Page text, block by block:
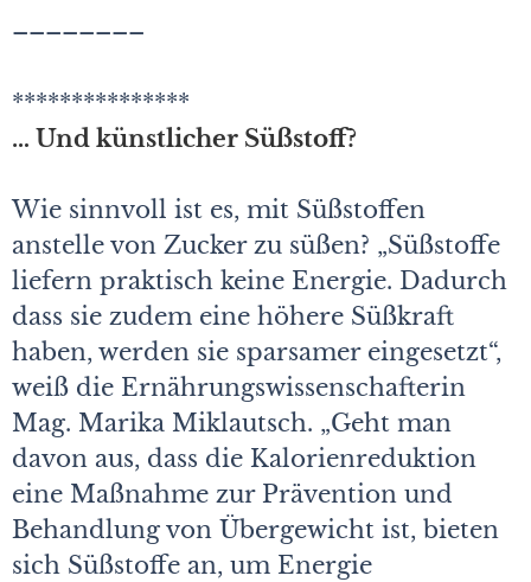
––––––––
***************
… Und künstlicher Süßstoff?
Wie sinnvoll ist es, mit Süßstoffen
anstelle von Zucker zu süßen? „Süßstoffe
liefern praktisch keine Energie. Dadurch
dass sie zudem eine höhere Süßkraft
haben, werden sie sparsamer eingesetzt“,
weiß die Ernährungswissenschafterin
Mag. Marika Miklautsch. „Geht man
davon aus, dass die Kalorienreduktion
eine Maßnahme zur Prävention und
Behandlung von Übergewicht ist, bieten
sich Süßstoffe an, um Energie